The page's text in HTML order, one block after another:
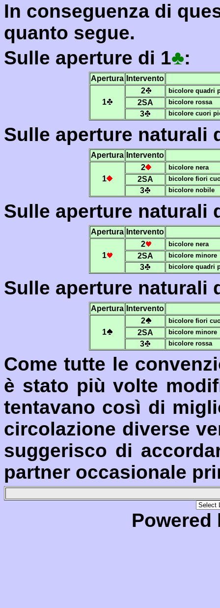
In conseguenza di
quanto segue.
Sulle aperture di 1♣:
Apertura Intervento
1
2 bicolore quadri
2SA bicolore rossa
3 bicolore cuori
Sulle aperture naturali
Apertura Intervento
1
2 bicolore nera
2SA bicolore fiori
3 bicolore nobile
Sulle aperture naturali
Apertura Intervento
1
2 bicolore nera
2SA bicolore minore
3 bicolore quadri
Sulle aperture naturali
Apertura Intervento
1
2 bicolore fiori
2SA bicolore minore
3 bicolore rossa
Come tutte le
è stato più volte
tentavano così di
circolazione diverse
suggerisco di
partner occasionale